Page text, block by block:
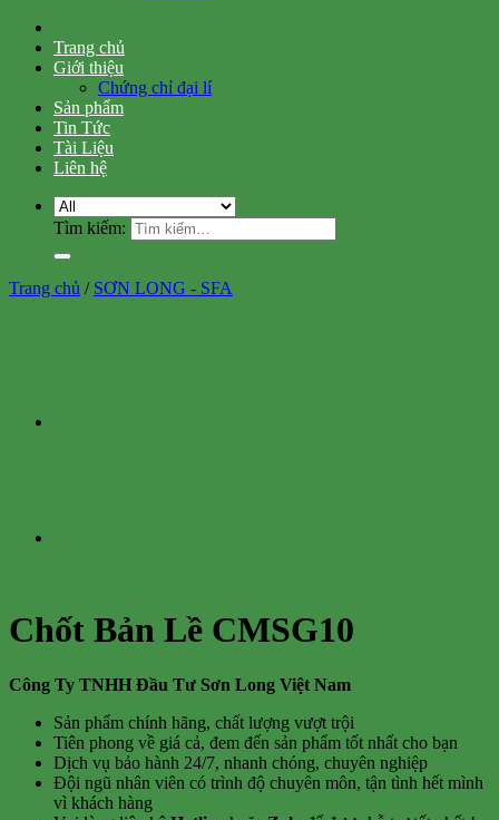
Trang chủ
Giới thiệu
Chứng chỉ đại lí
Sản phẩm
Tin Tức
Tài Liệu
Liên hệ
Tìm kiếm:
Trang chủ / SƠN LONG - SFA
Chốt Bản Lề CMSG10
Công Ty TNHH Đầu Tư Sơn Long Việt Nam
Sản phẩm chính hãng, chất lượng vượt trội
Tiên phong về giá cả, đem đến sản phẩm tốt nhất cho bạn
Dịch vụ bảo hành 24/7, nhanh chóng, chuyên nghiệp
Đội ngũ nhân viên có trình độ chuyên môn, tận tình hết mình
vì khách hàng